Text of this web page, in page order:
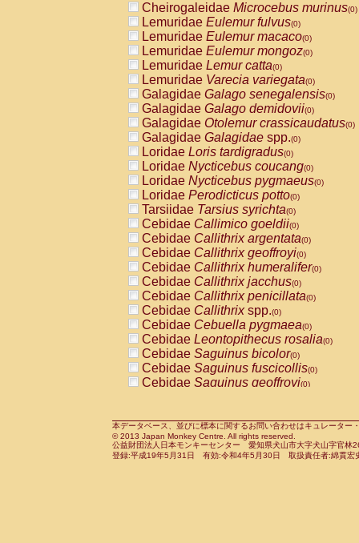
CebidaeSaimiri boliviensis(0)
CebidaeSaimiri sciureus(0)
AtelidaeAlouatta caraya(0)
AtelidaeAlouatta fusca(0)
AtelidaeAlouatta seniculus
AtelidaeAlouattaspp.(0)
AtelidaeAteles belzebuth(0)
AtelidaeAteles geoffroyi(0)
AtelidaeAteles paniscus(0)
AtelidaeAtelesspp.(0)
Atelidae Lagothrix lagothricha
AtelidaeLagothrix lagothricha cana
PitheciidaeCacajao calvus
PitheciidaeCallicebus cupreus
PitheciidaeCallicebus donacophilus
PitheciidaeCallicebus moloch
PitheciidaeCallicebus torquatus
PitheciidaeCallicebusspp.(0)
PitheciidaeChiropotes satanas(0)
PitheciidaePithecia monachus
PitheciidaePithecia pithecia(0)
CercopithecidaeCercocebus agilis
CercopithecidaeCercocebus
CercopithecidaeCercocebus
CercopithecidaeCercocebus
CercopithecidaeCercocebus
CercopithecidaeCercocebushybrid
CercopithecidaePapio anubis(0)
CercopithecidaePapio cynocephalus
CercopithecidaePapio hamadryas(0)
Cheirogaleidae Microcebus murinus(0)
Lemuridae Eulemur fulvus(0)
Lemuridae Eulemur macaco(0)
Lemuridae Eulemur mongoz(0)
Lemuridae Lemur catta(0)
Lemuridae Varecia variegata(0)
Galagidae Galago senegalensis(0)
Galagidae Galago demidovii(0)
Galagidae Otolemur crassicaudatus(0)
Galagidae Galagidae spp.(0)
Loridae Loris tardigradus(0)
Loridae Nycticebus coucang(0)
Loridae Nycticebus pygmaeus(0)
Loridae Perodicticus potto(0)
Tarsiidae Tarsius syrichta(0)
Cebidae Callimico goeldii(0)
Cebidae Callithrix argentata(0)
Cebidae Callithrix geoffroyi(0)
Cebidae Callithrix humeralifer(0)
Cebidae Callithrix jacchus(0)
Cebidae Callithrix penicillata(0)
Cebidae Callithrixspp.(0)
Cebidae Cebuella pygmaea(0)
Cebidae Leontopithecus rosalia(0)
Cebidae Saguinus bicolor(0)
Cebidae Saguinus fuscicollis(0)
Cebidae Saguinus geoffroyi(0)
CebidaeSaguinus leucopus(0)
CebidaeSaguinus midas(0)
Cebidae Saguinus mystax(0)
本データベース、並びに標本に関するお問い合わせはキュレータ
© 2013 Japan Monkey Centre. All rights reserved.
公益財団法人日本モンキーセンター 愛知県犬山市大字犬山字官
登録:平成19年5月31日 有効:令和4年5月30日 取扱責任者:綿貫宏